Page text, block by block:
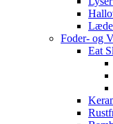
Foder- og
Eat